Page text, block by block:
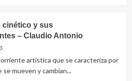
cinético y sus
– Claudio Antonio
artística que se caracteriza por
mueven y cambian...